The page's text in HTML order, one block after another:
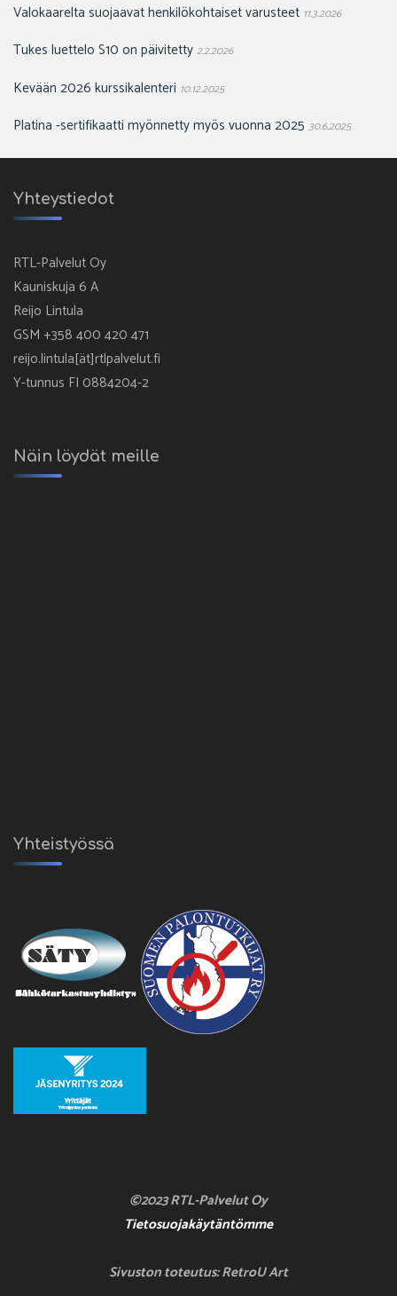
Valokaarelta suojaavat henkilökohtaiset varusteet 11.3.2026
Tukes luettelo S10 on päivitetty 2.2.2026
Kevään 2026 kurssikalenteri 10.12.2025
Platina -sertifikaatti myönnetty myös vuonna 2025 30.6.2025
Yhteystiedot
RTL-Palvelut Oy
Kauniskuja 6 A
Reijo Lintula
GSM +358 400 420 471
reijo.lintula[ät]rtlpalvelut.fi
Y-tunnus FI 0884204-2
Näin löydät meille
Yhteistyössä
©2023 RTL-Palvelut Oy
Tietosuojakäytäntömme
Sivuston toteutus: RetroU Art